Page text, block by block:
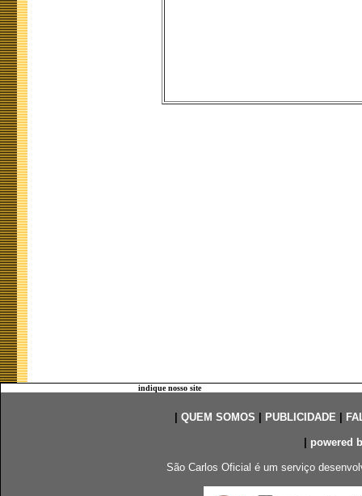
indique nosso site
QUEM SOMOS PUBLICIDADE|
powered
São Carlos Oficial é um serviço